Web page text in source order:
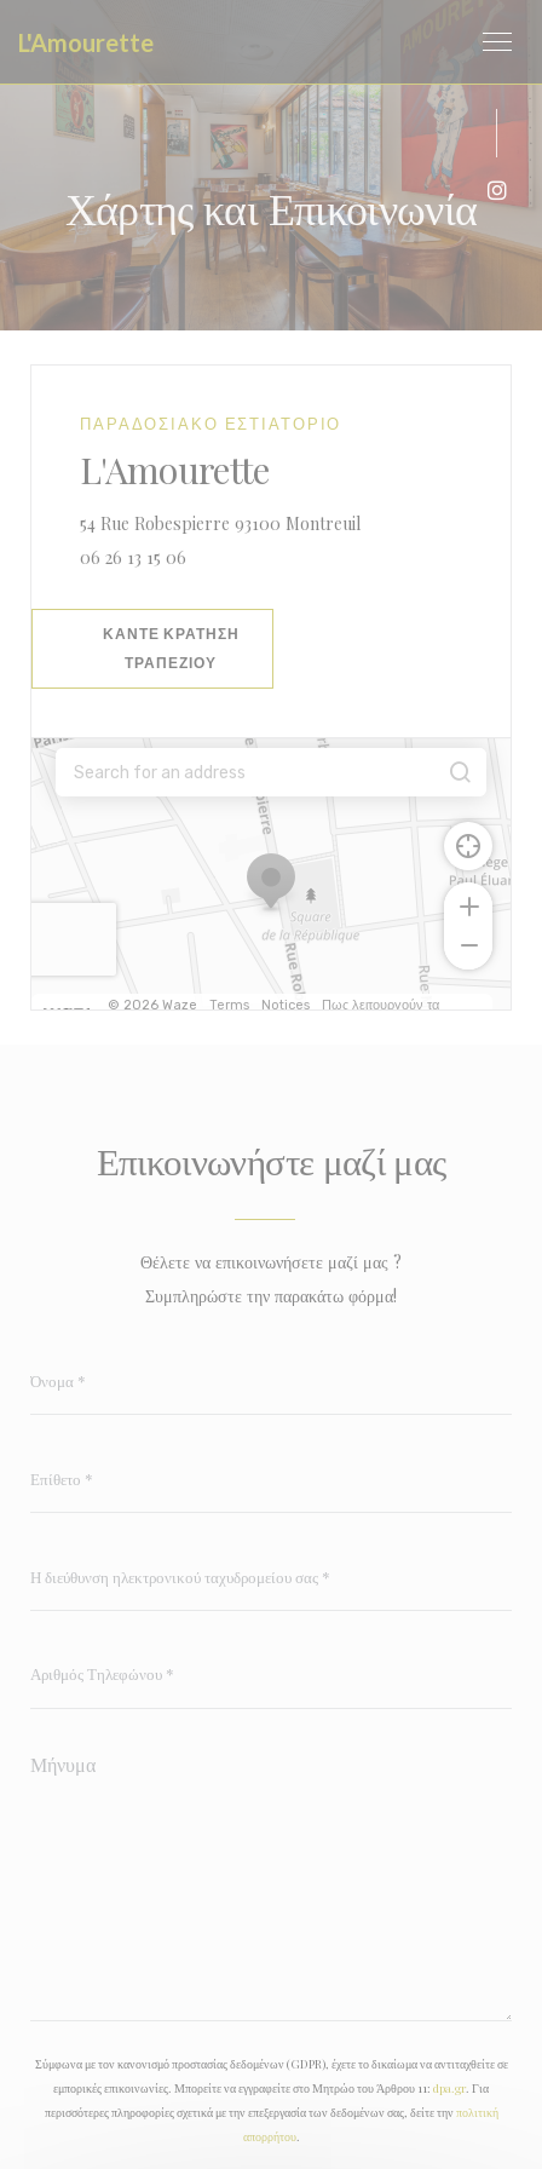
L'Amourette
Χάρτης και Επικοινωνία
ΠΑΡΑΔΟΣΙΑΚΌ ΕΣΤΙΑΤΌΡΙΟ
L'Amourette
54 Rue Robespierre 93100 Montreuil
06 26 13 15 06
ΚΆΝΤΕ ΚΡΆΤΗΣΗ
ΤΡΑΠΕΖΙΟΎ
Επικοινωνήστε μαζί μας
Θέλετε να επικοινωνήσετε μαζί μας ?
Συμπληρώστε την παρακάτω φόρμα!
Σύμφωνα με τον κανονισμό προστασίας δεδομένων (GDPR), έχετε το δικαίωμα να αντιταχθείτε σε
εμπορικές επικοινωνίες. Μπορείτε να εγγραφείτε στο Μητρώο του Άρθρου 11: dpa.gr. Για
περισσότερες πληροφορίες σχετικά με την επεξεργασία των δεδομένων σας, δείτε τηνπολιτική
απορρήτου.